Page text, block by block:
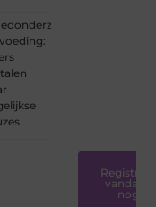
Registreer
vandaag
nog